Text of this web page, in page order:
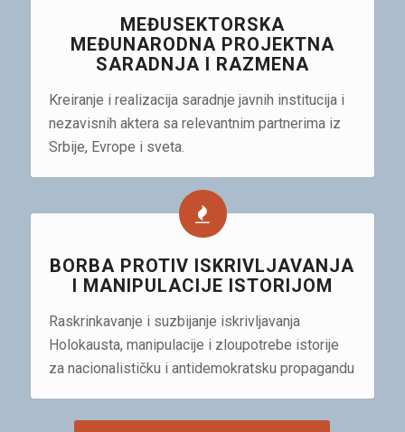
MEĐUSEKTORSKA
MEĐUNARODNA PROJEKTNA
SARADNJA I RAZMENA
Kreiranje i realizacija saradnje javnih institucija i
nezavisnih aktera sa relevantnim partnerima iz
Srbije, Evrope i sveta.
BORBA PROTIV ISKRIVLJAVANJA
I MANIPULACIJE ISTORIJOM
Raskrinkavanje i suzbijanje iskrivljavanja
Holokausta, manipulacije i zloupotrebe istorije
za nacionalističku i antidemokratsku propagandu